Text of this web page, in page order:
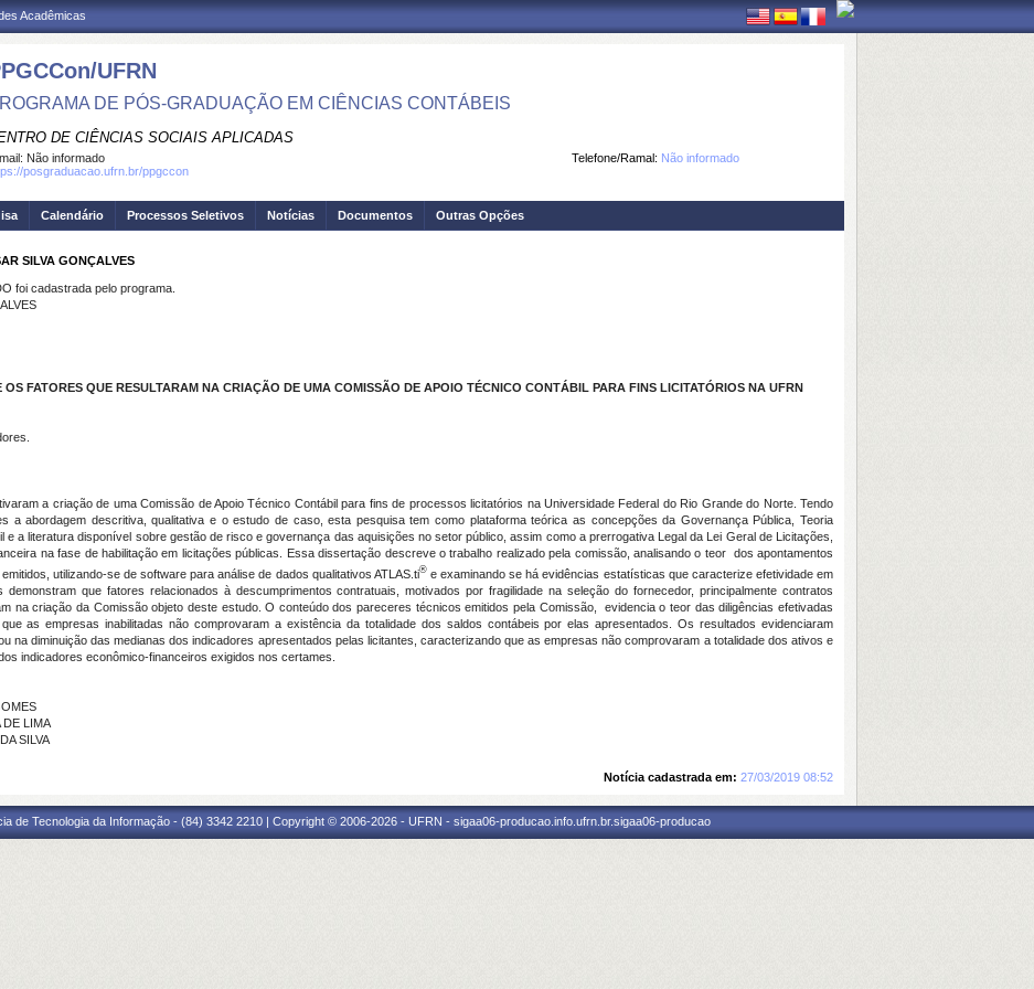
Acadêmicas
UFRN
DE PÓS-GRADUAÇÃO EM CIÊNCIAS CONTÁBEIS
DE CIÊNCIAS SOCIAIS APLICADAS
Telefone/Ramal: Não informado
Não informado
posgraduacao.ufrn.br/ppgccon
Calendário Processos Seletivos Notícias Documentos Outras Opções
SILVA GONÇALVES
foi cadastrada pelo programa.
FATORES QUE RESULTARAM NA CRIAÇÃO DE UMA COMISSÃO DE APOIO TÉCNICO CONTÁBIL PARA FINS LICITATÓRIOS NA UFRN
a criação de uma Comissão de Apoio Técnico Contábil para fins de processos licitatórios na Universidade Federal do Rio Grande do Norte. Tendo
a abordagem descritiva, qualitativa e o estudo de caso, esta pesquisa tem como plataforma teórica as concepções da Governança Pública, Teoria
e a literatura disponível sobre gestão de risco e governança das aquisições no setor público, assim como a prerrogativa Legal da Lei Geral de Licitações,
na fase de habilitação em licitações públicas. Essa dissertação descreve o trabalho realizado pela comissão, analisando o teor dos apontamentos
utilizando-se de software para análise de dados qualitativos ATLAS.ti®e examinando se há evidências estatísticas que caracterize efetividade em
que fatores relacionados à descumprimentos contratuais, motivados por fragilidade na seleção do fornecedor, principalmente contratos
na criação da Comissão objeto deste estudo. O conteúdo dos pareceres técnicos emitidos pela Comissão, evidencia o teor das diligências efetivadas
as empresas inabilitadas não comprovaram a existência da totalidade dos saldos contábeis por elas apresentados. Os resultados evidenciaram
na diminuição das medianas dos indicadores apresentados pelas licitantes, caracterizando que as empresas não comprovaram a totalidade dos ativos e
indicadores econômico-financeiros exigidos nos certames.
DE LIMA
SILVA
Notícia cadastrada em: 27/03/2019 08:52
de Tecnologia da Informação - (84) 3342 2210 | Copyright © 2006-2026 - UFRN - sigaa06-producao.info.ufrn.br.sigaa06-producao